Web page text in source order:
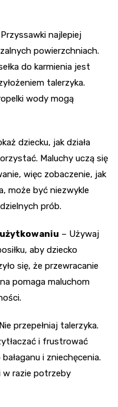
najlepiej
powierzchniach.
do karmienia jest
talerzyka.
wody mogą
dziecku, jak działa
Maluchy uczą się
więc zobaczenie, jak
może być niezwykle
prób.
– Używaj
aby dziecko
się, że przewracanie
pomaga maluchom
przepełniaj talerzyka.
i frustrować
i zniechęcenia.
w razie potrzeby